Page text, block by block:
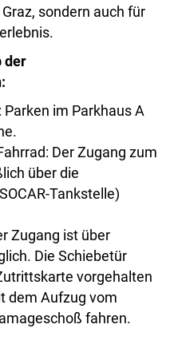
sondern auch für
der
im Parkhaus A
Der Zugang zum
über die
Tankstelle)
Zugang ist über
Die Schiebetür
vorgehalten
dem Aufzug vom
fahren.